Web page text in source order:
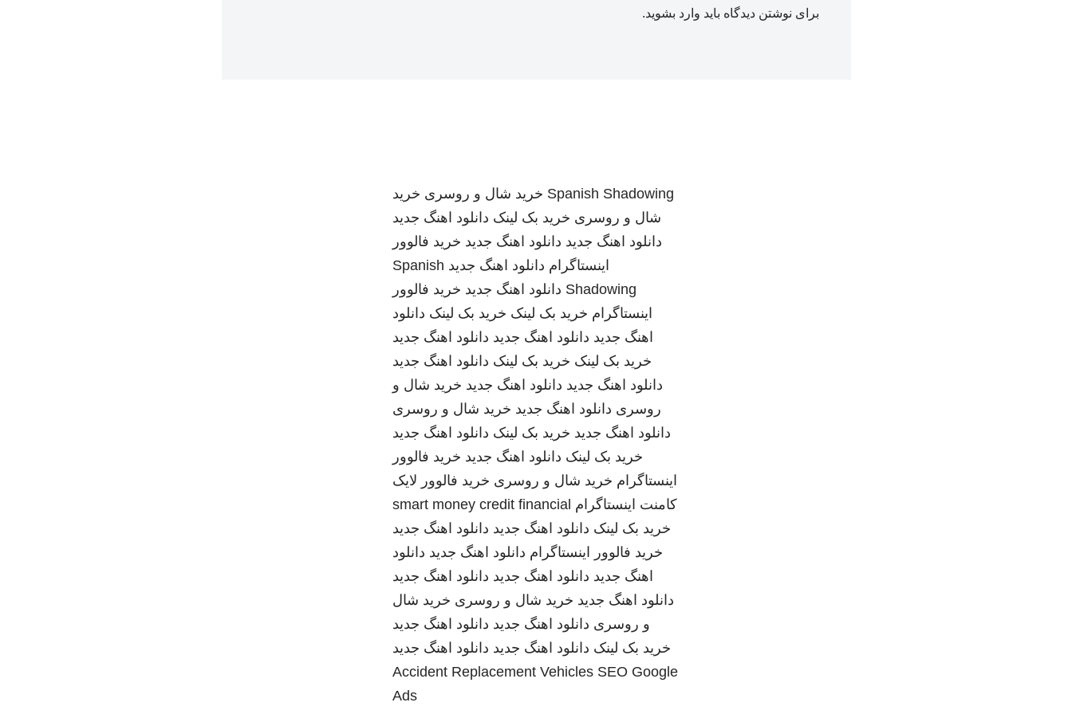
برای نوشتن دیدگاه باید وارد بشوید.
Spanish Shadowing خرید شال و روسری خرید
شال و روسری خرید بک لینک دانلود اهنگ جدید
دانلود اهنگ جدید دانلود اهنگ جدید خرید فالوور
اینستاگرام دانلود اهنگ جدید Spanish
Shadowing دانلود اهنگ جدید خرید فالوور
اینستاگرام خرید بک لینک خرید بک لینک دانلود
اهنگ جدید دانلود اهنگ جدید دانلود اهنگ جدید
خرید بک لینک خرید بک لینک دانلود اهنگ جدید
دانلود اهنگ جدید دانلود اهنگ جدید خرید شال و
روسری دانلود اهنگ جدید خرید شال و روسری
دانلود اهنگ جدید خرید بک لینک دانلود اهنگ جدید
خرید بک لینک دانلود اهنگ جدید خرید فالوور
اینستاگرام خرید شال و روسری خرید فالوور لایک
کامنت اینستاگرام smart money credit financial
خرید بک لینک دانلود اهنگ جدید دانلود اهنگ جدید
خرید فالوور اینستاگرام دانلود اهنگ جدید دانلود
اهنگ جدید دانلود اهنگ جدید دانلود اهنگ جدید
دانلود اهنگ جدید خرید شال و روسری خرید شال
و روسری دانلود اهنگ جدید دانلود اهنگ جدید
خرید بک لینک دانلود اهنگ جدید دانلود اهنگ جدید
Accident Replacement Vehicles SEO Google
Ads